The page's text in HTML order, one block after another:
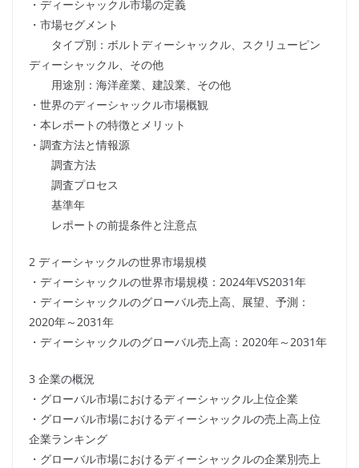
・ディーシャックル市場の定義
・市場セグメント
タイプ別：ボルトディーシャックル、スクリューピン
ディーシャックル、その他
用途別：海洋産業、建設業、その他
・世界のディーシャックル市場概観
・本レポートの特徴とメリット
・調査方法と情報源
調査方法
調査プロセス
基準年
レポートの前提条件と注意点
2 ディーシャックルの世界市場規模
・ディーシャックルの世界市場規模：2024年VS2031年
・ディーシャックルのグローバル売上高、展望、予測：
2020年～2031年
・ディーシャックルのグローバル売上高：2020年～2031年
3 企業の概況
・グローバル市場におけるディーシャックル上位企業
・グローバル市場におけるディーシャックルの売上高上位
企業ランキング
・グローバル市場におけるディーシャックルの企業別売上